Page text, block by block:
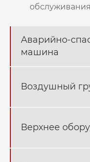
Аварийно-
машина
Воздушный
Верхнее